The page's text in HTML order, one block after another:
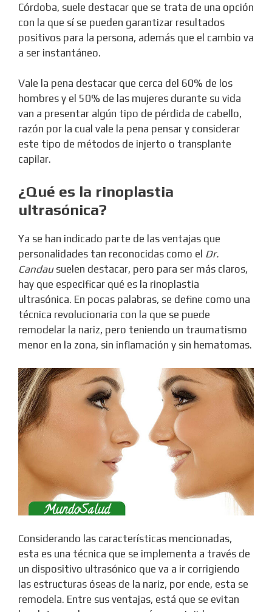
Córdoba, suele destacar que se trata de una opción
con la que sí se pueden garantizar resultados
positivos para la persona, además que el cambio va
a ser instantáneo.
Vale la pena destacar que cerca del 60% de los
hombres y el 50% de las mujeres durante su vida
van a presentar algún tipo de pérdida de cabello,
razón por la cual vale la pena pensar y considerar
este tipo de métodos de injerto o transplante
capilar.
¿Qué es la rinoplastia
ultrasónica?
Ya se han indicado parte de las ventajas que
personalidades tan reconocidas como el Dr.
Candausuelen destacar, pero para ser más claros,
hay que especificar qué es la rinoplastia
ultrasónica. En pocas palabras, se define como una
técnica revolucionaria con la que se puede
remodelar la nariz, pero teniendo un traumatismo
menor en la zona, sin inflamación y sin hematomas.
Considerando las características mencionadas,
esta es una técnica que se implementa a través de
un dispositivo ultrasónico que va a ir corrigiendo
las estructuras óseas de la nariz, por ende, esta se
remodela. Entre sus ventajas, está que se evitan